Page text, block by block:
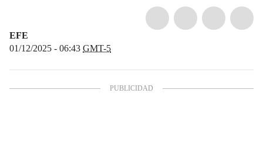
EFE
01/12/2025 - 06:43 GMT-5